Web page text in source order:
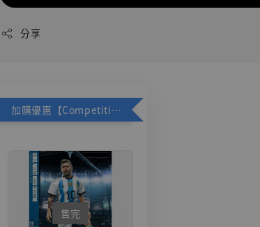
分享
加購優惠【Competitive Toys 梅西 [CM001]】
售完